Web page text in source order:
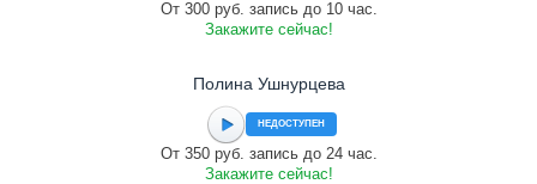
От 300 руб. запись до 10 час.
Закажите сейчас!
Полина Ушнурцева
НЕДОСТУПЕН
От 350 руб. запись до 24 час.
Закажите сейчас!